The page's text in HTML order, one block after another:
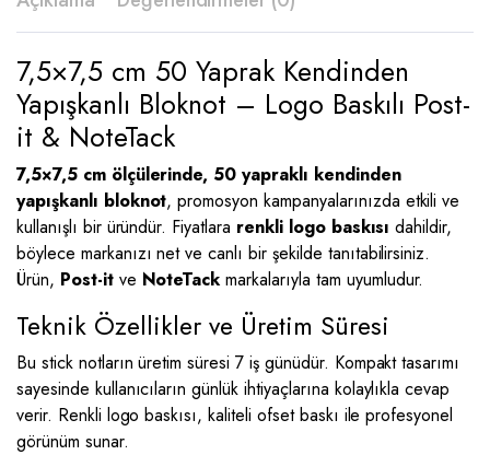
7,5×7,5 cm 50 Yaprak Kendinden
Yapışkanlı Bloknot – Logo Baskılı Post-
it & NoteTack
7,5×7,5 cm ölçülerinde, 50 yapraklı kendinden
yapışkanlı bloknot, promosyon kampanyalarınızda etkili ve
kullanışlı bir üründür. Fiyatlara renkli logo baskısı dahildir,
böylece markanızı net ve canlı bir şekilde tanıtabilirsiniz.
Ürün, Post-itve NoteTackmarkalarıyla tam uyumludur.
Teknik Özellikler ve Üretim Süresi
Bu stick notların üretim süresi 7 iş günüdür. Kompakt tasarımı
sayesinde kullanıcıların günlük ihtiyaçlarına kolaylıkla cevap
verir. Renkli logo baskısı, kaliteli ofset baskı ile profesyonel
görünüm sunar.